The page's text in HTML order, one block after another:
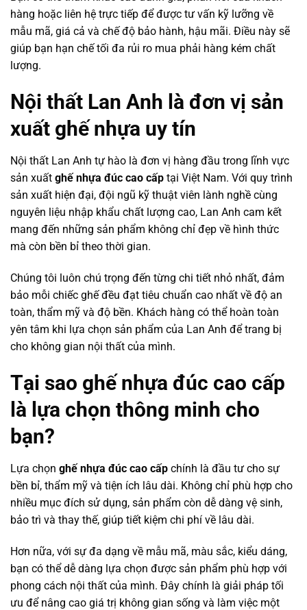
hàng hoặc liên hệ trực tiếp để được tư vấn kỹ lưỡng về
mẫu mã, giá cả và chế độ bảo hành, hậu mãi. Điều này sẽ
giúp bạn hạn chế tối đa rủi ro mua phải hàng kém chất
lượng.
Nội thất Lan Anh là đơn vị sản
xuất ghế nhựa uy tín
Nội thất Lan Anh tự hào là đơn vị hàng đầu trong lĩnh vực
sản xuất ghế nhựa đúc cao cấp tại Việt Nam. Với quy trình
sản xuất hiện đại, đội ngũ kỹ thuật viên lành nghề cùng
nguyên liệu nhập khẩu chất lượng cao, Lan Anh cam kết
mang đến những sản phẩm không chỉ đẹp về hình thức
mà còn bền bỉ theo thời gian.
Chúng tôi luôn chú trọng đến từng chi tiết nhỏ nhất, đảm
bảo mỗi chiếc ghế đều đạt tiêu chuẩn cao nhất về độ an
toàn, thẩm mỹ và độ bền. Khách hàng có thể hoàn toàn
yên tâm khi lựa chọn sản phẩm của Lan Anh để trang bị
cho không gian nội thất của mình.
Tại sao ghế nhựa đúc cao cấp
là lựa chọn thông minh cho
bạn?
Lựa chọn ghế nhựa đúc cao cấp chính là đầu tư cho sự
bền bỉ, thẩm mỹ và tiện ích lâu dài. Không chỉ phù hợp cho
nhiều mục đích sử dụng, sản phẩm còn dễ dàng vệ sinh,
bảo trì và thay thế, giúp tiết kiệm chi phí về lâu dài.
Hơn nữa, với sự đa dạng về mẫu mã, màu sắc, kiểu dáng,
bạn có thể dễ dàng lựa chọn được sản phẩm phù hợp với
phong cách nội thất của mình. Đây chính là giải pháp tối
ưu để nâng cao giá trị không gian sống và làm việc một